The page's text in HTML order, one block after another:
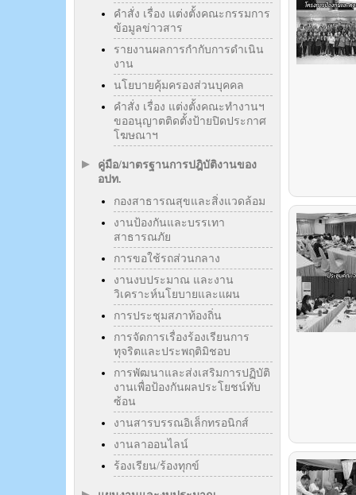
คำสั่ง เรื่อง แต่งตั้งคณะกรรมการ
ข้อมูลข่าวสาร
รายงานผลการกำกับการดำเนิน
งาน
นโยบายคุ้มครองส่วนบุคคล
คำสั่ง เรื่อง แต่งตั้งคณะทำงานฯ
ขออนุญาตติดตั้งป้ายปิดประกาศ
โฆษณาฯ
คู่มือ/มาตรฐานการปฎิบัติงานของ
อปท.
กองสาธารณสุขและสิ่งแวดล้อม
งานป้องกันและบรรเทา
สาธารณภัย
การขอใช้รถส่วนกลาง
งานงบประมาณ และงาน
วิเคราะห์นโยบายและแผน
การประชุมสภาท้องถิ่น
การจัดการเรื่องร้องเรียนการ
ทุจริตและประพฤติมิชอบ
การพัฒนาและส่งเสริมการปฏิบัติ
งานเพื่อป้องกันผลประโยชน์ทับ
ซ้อน
งานสารบรรณอิเล็กทรอนิกส์
งานลาออนไลน์
ร้องเรียน/ร้องทุกข์